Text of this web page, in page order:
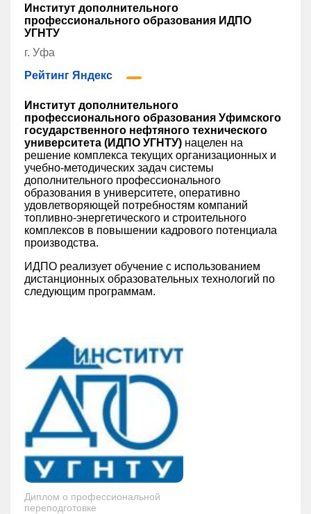
Институт дополнительного
профессионального образования ИДПО
УГНТУ
г. Уфа
Рейтинг Яндекс
Институт дополнительного
профессионального образования Уфимского
государственного нефтяного технического
университета (ИДПО УГНТУ) нацелен на
решение комплекса текущих организационных и
учебно-методических задач системы
дополнительного профессионального
образования в университете, оперативно
удовлетворяющей потребностям компаний
топливно-энергетического и строительного
комплексов в повышении кадрового потенциала
производства.
ИДПО реализует обучение с использованием
дистанционных образовательных технологий по
следующим программам.
Диплом о профессиональной
переподготовке